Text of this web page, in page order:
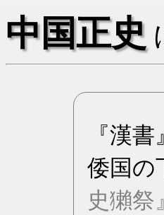
中国正史
『漢
倭国の
史獺祭』